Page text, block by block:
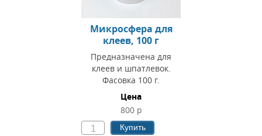
Микросфера для
клеев, 100 г
Предназначена для
клеев и шпатлевок.
Фасовка 100 г.
Цена
800 р
Купить